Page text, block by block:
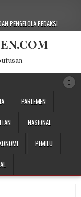
PENGELOLA REDAKSI
PARLEMEN
NASIONAL
PEMILU